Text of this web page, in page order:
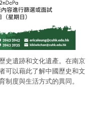
史遺跡和文化遺產。在南京
可以藉此了解中國歷史和文
制度與生活方式的異同。